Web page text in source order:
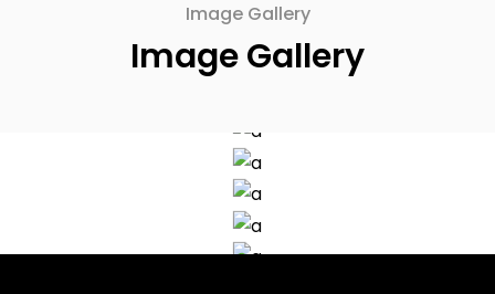
Image Gallery
Image Gallery